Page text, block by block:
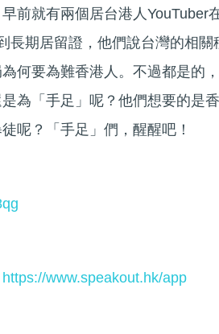
前就有兩個居台港人YouTuber
長期居留證，他們說台灣的相關
何要為難香港人。不過都是的，
為「手足」呢？他們想要的是香
呢？「手足」們，醒醒吧！
https://www.speakout.hk/app